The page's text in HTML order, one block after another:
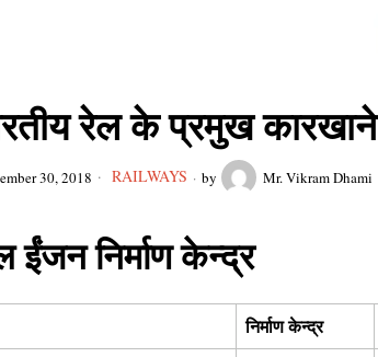
रेल के प्रमुख कारखाने
30, 2018 RAILWAYS by Mr. Vikram Dhami
निर्माण केन्द्र
निर्माण केन्द्र